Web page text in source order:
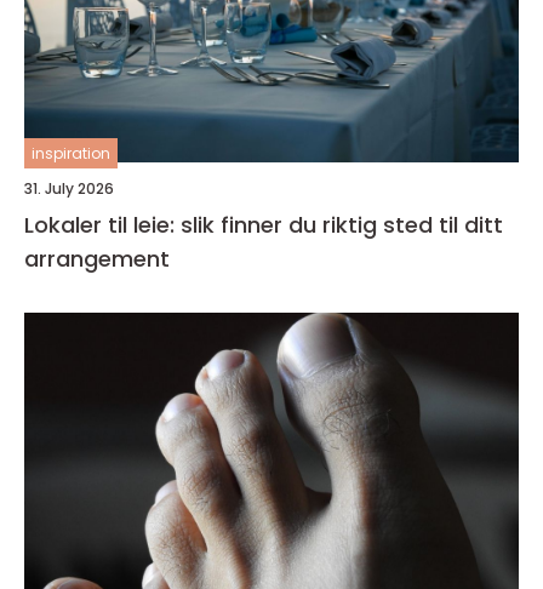
inspiration
31. July 2026
Lokaler til leie: slik finner du riktig sted til ditt
arrangement